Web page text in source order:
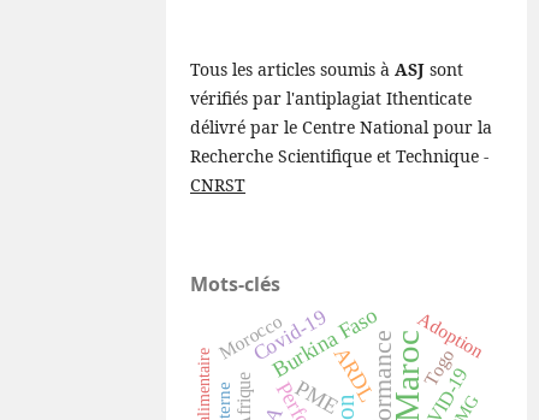
Tous les articles soumis à ASJ sont
vérifiés par l'antiplagiat Ithenticate
délivré par le Centre National pour la
Recherche Scientifique et Technique -
CNRST
Mots-clés
Maroc
Burkina Faso
ARDL
PME
Covid-19
Afrique
Morocco Adoption
Togo